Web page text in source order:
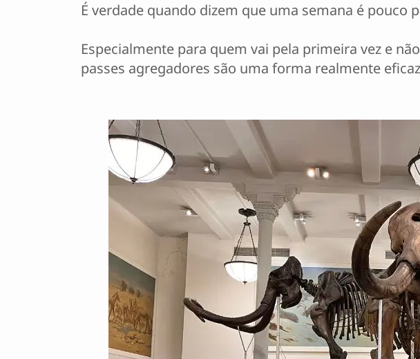
É verdade quando dizem que uma semana é pouco
Especialmente para quem vai pela primeira vez e
passes agregadores são uma forma realmente